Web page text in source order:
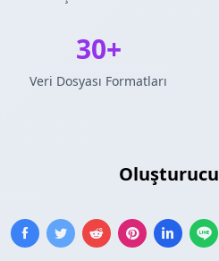
Oluşturucu
30+
Veri Dosyası Formatları